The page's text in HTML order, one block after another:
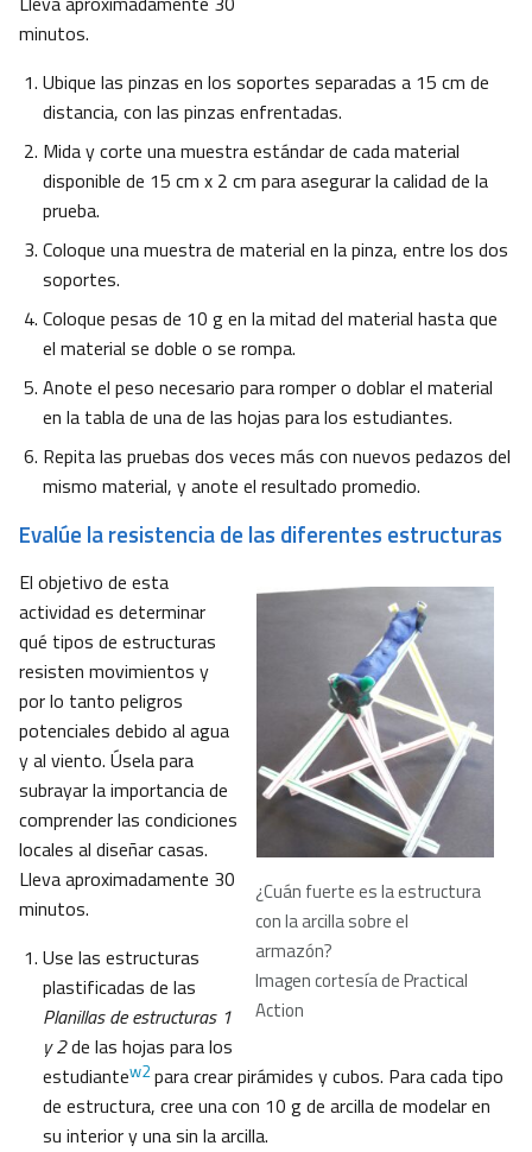
minutos.
Ubique las pinzas en los soportes separadas a 15 cm de
distancia, con las pinzas enfrentadas.
Mida y corte una muestra estándar de cada material
disponible de 15 cm x 2 cm para asegurar la calidad de la
prueba.
Coloque una muestra de material en la pinza, entre los dos
soportes.
Coloque pesas de 10 g en la mitad del material hasta que
el material se doble o se rompa.
Anote el peso necesario para romper o doblar el material
en la tabla de una de las hojas para los estudiantes.
Repita las pruebas dos veces más con nuevos pedazos del
mismo material, y anote el resultado promedio.
Evalúe la resistencia de las diferentes estructuras
¿Cuán fuerte es la estructura
con la arcilla sobre el
armazón?
Imagen cortesía de Practical
Action
El objetivo de esta
actividad es determinar
qué tipos de estructuras
resisten movimientos y
por lo tanto peligros
potenciales debido al agua
y al viento. Úsela para
subrayar la importancia de
comprender las condiciones
locales al diseñar casas.
Lleva aproximadamente 30
minutos.
Use las estructuras
plastificadas de las
Planillas de estructuras 1
y 2de las hojas para los
estudiantew2para crear pirámides y cubos. Para cada tipo
de estructura, cree una con 10 g de arcilla de modelar en
su interior y una sin la arcilla.